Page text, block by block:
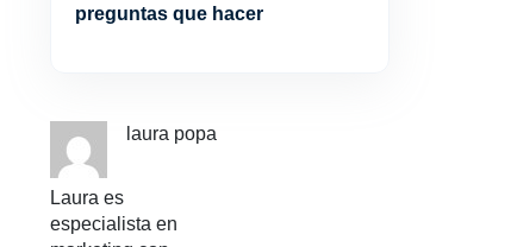
preguntas que hacer
laura popa
Laura es
especialista en